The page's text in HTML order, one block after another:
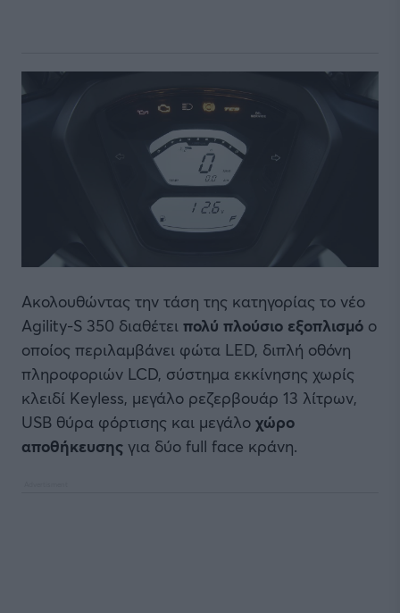
Ακολουθώντας την τάση της κατηγορίας το νέο
Agility-S 350 διαθέτει πολύ πλούσιο εξοπλισμό ο
οποίος περιλαμβάνει φώτα LED, διπλή οθόνη
πληροφοριών LCD, σύστημα εκκίνησης χωρίς
κλειδί Keyless, μεγάλο ρεζερβουάρ 13 λίτρων,
USB θύρα φόρτισης και μεγάλο χώρο
αποθήκευσης για δύο full face κράνη.